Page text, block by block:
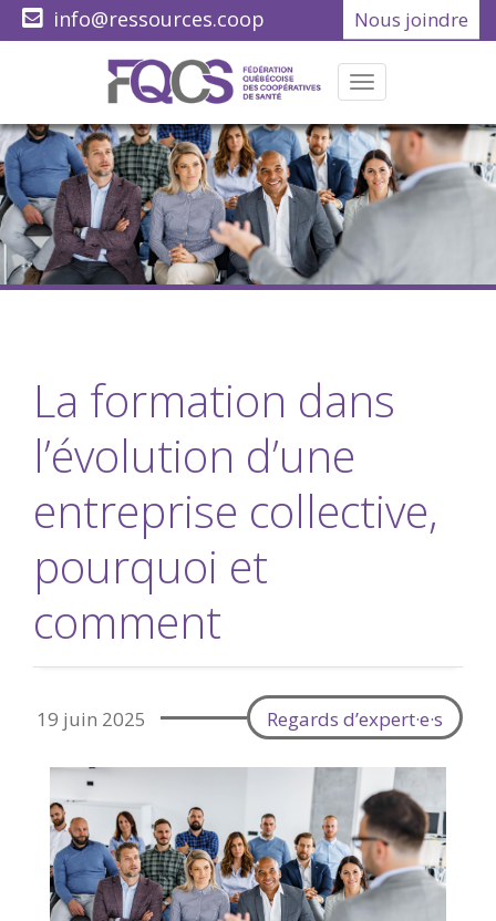
Nous joindre
info@ressources.coop
(418) 622-1001
Menu
La formation dans
l’évolution d’une
entreprise collective,
pourquoi et
comment
Regards d’expert·e·s
19 juin 2025